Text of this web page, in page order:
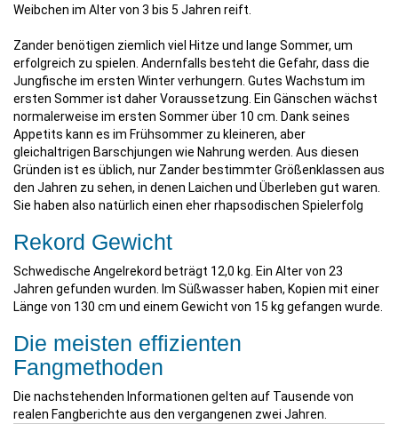
Weibchen im Alter von 3 bis 5 Jahren reift.
Zander benötigen ziemlich viel Hitze und lange Sommer, um
erfolgreich zu spielen. Andernfalls besteht die Gefahr, dass die
Jungfische im ersten Winter verhungern. Gutes Wachstum im
ersten Sommer ist daher Voraussetzung. Ein Gänschen wächst
normalerweise im ersten Sommer über 10 cm. Dank seines
Appetits kann es im Frühsommer zu kleineren, aber
gleichaltrigen Barschjungen wie Nahrung werden. Aus diesen
Gründen ist es üblich, nur Zander bestimmter Größenklassen aus
den Jahren zu sehen, in denen Laichen und Überleben gut waren.
Sie haben also natürlich einen eher rhapsodischen Spielerfolg
Rekord Gewicht
Schwedische Angelrekord beträgt 12,0 kg. Ein Alter von 23
Jahren gefunden wurden. Im Süßwasser haben, Kopien mit einer
Länge von 130 cm und einem Gewicht von 15 kg gefangen wurde.
Die meisten effizienten
Fangmethoden
Die nachstehenden Informationen gelten auf Tausende von
realen Fangberichte aus den vergangenen zwei Jahren.